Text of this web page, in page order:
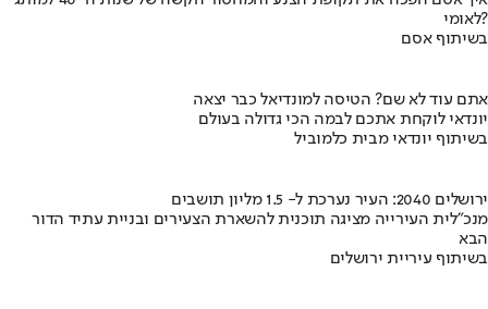
לאומי?
בשיתוף אסם
אתם עוד לא שם? הטיסה למונדיאל כבר יצאה
יונדאי לוקחת אתכם לבמה הכי גדולה בעולם
בשיתוף יונדאי מבית כלמוביל
ירושלים 2040: העיר נערכת ל- 1.5 מליון תושבים
מנכ"לית העירייה מציגה תוכנית להשארת הצעירים ובניית עתיד הדור
הבא
בשיתוף עיריית ירושלים